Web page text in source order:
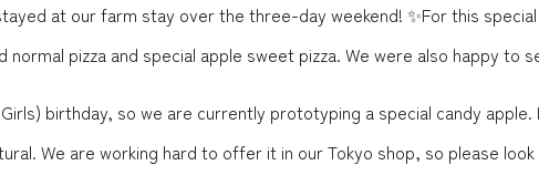
at our farm stay over the three-day weekend! ✨For this
pizza and special apple sweet pizza. We were also happy to
birthday, so we are currently prototyping a special candy
We are working hard to offer it in our Tokyo shop, so please